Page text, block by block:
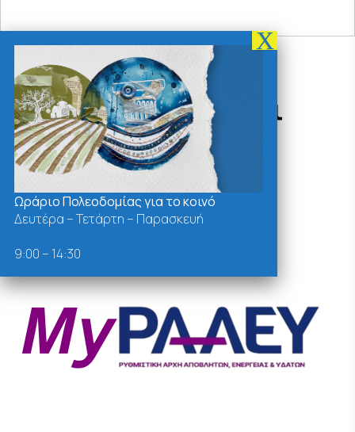
Δράσεις - Χρήσιμοι
Σύνδεσμοι
Ωράριο Πολεοδομίας για το κοινό
Δευτέρα – Τετάρτη – Παρασκευή
9:00 – 14:30